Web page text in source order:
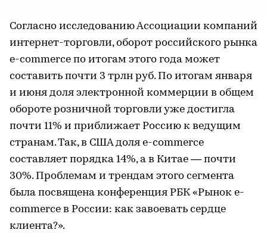
Согласно исследованию Ассоциации компаний
интернет-торговли, оборот российского рынка
e-commerce по итогам этого года может
составить почти 3 трлн руб. По итогам января
и июня доля электронной коммерции в общем
обороте розничной торговли уже достигла
почти 11% и приближает Россию к ведущим
странам. Так, в США доля e-commerce
составляет порядка 14%, а в Китае — почти
30%. Проблемам и трендам этого сегмента
была посвящена конференция РБК «Рынок e-
commerce в России: как завоевать сердце
клиента?».